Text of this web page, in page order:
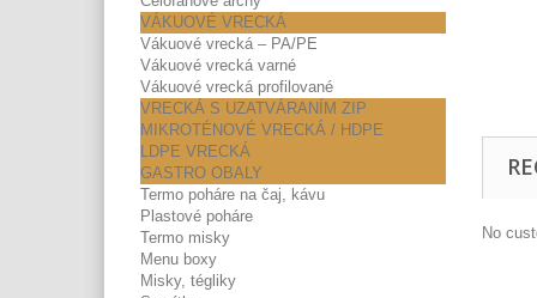
VÁKUOVÉ VRECKÁ
Vákuové vrecká – PA/PE
Vákuové vrecká varné
Vákuové vrecká profilované
VRECKÁ S UZATVÁRANÍM ZIP
MIKROTÉNOVÉ VRECKÁ / HDPE
LDPE VRECKÁ
GASTRO OBALY
Termo poháre na čaj, kávu
Plastové poháre
Termo misky
Menu boxy
Misky, tégliky
No